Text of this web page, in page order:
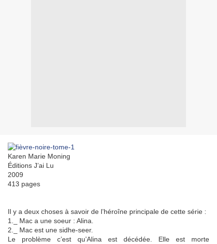
Karen Marie Moning
Éditions J’ai Lu
2009
413 pages
Il y a deux choses à savoir de l’héroîne principale de cette série :
1._ Mac a une soeur : Alina.
2._ Mac est une sidhe-seer.
Le problème c’est qu’Alina est décédée. Elle est morte